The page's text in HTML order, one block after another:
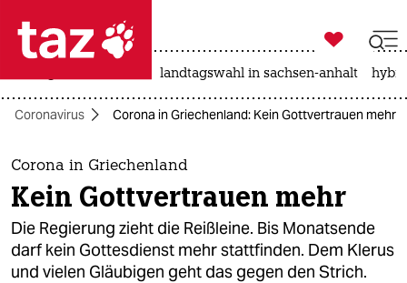
 taz zahl ich
taz zahl ich
themen
politik
öko

taz zahl ich
landtagswahl in sachsen-anhalt
Coronavirus Corona in Griechenland: Kein Gottvertrauen mehr
Corona in Griechenland
Kein Gottvertrauen mehr
Die Regierung zieht die Reißleine. Bis Monatsende
darf kein Gottesdienst mehr stattfinden. Dem Klerus
und vielen Gläubigen geht das gegen den Strich.